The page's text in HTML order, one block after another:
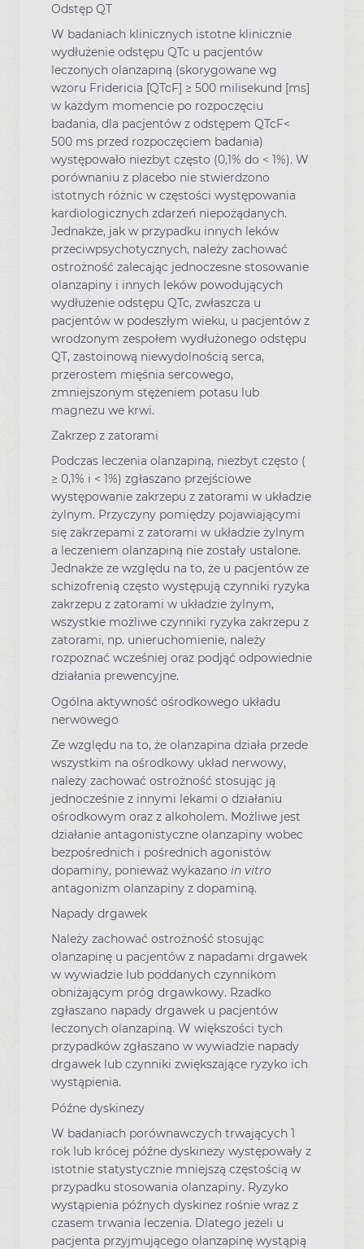
Odstęp QT
W badaniach klinicznych istotne klinicznie
wydłużenie odstępu QTc u pacjentów
leczonych olanzapiną (skorygowane wg
wzoru Fridericia [QTcF] ≥ 500 milisekund [ms]
w każdym momencie po rozpoczęciu
badania, dla pacjentów z odstępem QTcF<
500 ms przed rozpoczęciem badania)
występowało niezbyt często (0,1% do < 1%). W
porównaniu z placebo nie stwierdzono
istotnych różnic w częstości występowania
kardiologicznych zdarzeń niepożądanych.
Jednakże, jak w przypadku innych leków
przeciwpsychotycznych, należy zachować
ostrożność zalecając jednoczesne stosowanie
olanzapiny i innych leków powodujących
wydłużenie odstępu QTc, zwłaszcza u
pacjentów w podeszłym wieku, u pacjentów z
wrodzonym zespołem wydłużonego odstępu
QT, zastoinową niewydolnością serca,
przerostem mięśnia sercowego,
zmniejszonym stężeniem potasu lub
magnezu we krwi.
Zakrzep z zatorami
Podczas leczenia olanzapiną, niezbyt często (
≥ 0,1% i < 1%) zgłaszano przejściowe
występowanie zakrzepu z zatorami w układzie
żylnym. Przyczyny pomiędzy pojawiającymi
się zakrzepami z zatorami w układzie żylnym
a leczeniem olanzapiną nie zostały ustalone.
Jednakże ze względu na to, że u pacjentów ze
schizofrenią często występują czynniki ryzyka
zakrzepu z zatorami w układzie żylnym,
wszystkie możliwe czynniki ryzyka zakrzepu z
zatorami, np. unieruchomienie, należy
rozpoznać wcześniej oraz podjąć odpowiednie
działania prewencyjne.
Ogólna aktywność ośrodkowego układu
nerwowego
Ze względu na to, że olanzapina działa przede
wszystkim na ośrodkowy układ nerwowy,
należy zachować ostrożność stosując ją
jednocześnie z innymi lekami o działaniu
ośrodkowym oraz z alkoholem. Możliwe jest
działanie antagonistyczne olanzapiny wobec
bezpośrednich i pośrednich agonistów
dopaminy, ponieważ wykazano in vitro
antagonizm olanzapiny z dopaminą.
Napady drgawek
Należy zachować ostrożność stosując
olanzapinę u pacjentów z napadami drgawek
w wywiadzie lub poddanych czynnikom
obniżającym próg drgawkowy. Rzadko
zgłaszano napady drgawek u pacjentów
leczonych olanzapiną. W większości tych
przypadków zgłaszano w wywiadzie napady
drgawek lub czynniki zwiększające ryzyko ich
wystąpienia.
Późne dyskinezy
W badaniach porównawczych trwających 1
rok lub krócej późne dyskinezy występowały z
istotnie statystycznie mniejszą częstością w
przypadku stosowania olanzapiny. Ryzyko
wystąpienia późnych dyskinez rośnie wraz z
czasem trwania leczenia. Dlatego jeżeli u
pacjenta przyjmującego olanzapinę wystąpią